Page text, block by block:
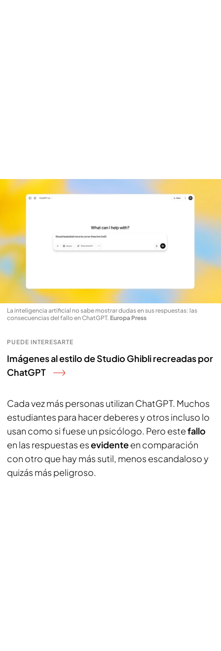
La inteligencia artificial no sabe mostrar dudas en sus respuestas: las
consecuencias del fallo en ChatGPT. Europa Press
PUEDE INTERESARTE
Imágenes al estilo de Studio Ghibli recreadas por
ChatGPT
Cada vez más personas utilizan ChatGPT. Muchos
estudiantes para hacer deberes y otros incluso lo
usan como si fuese un psicólogo. Pero estefallo
en las respuestas esevidenteen comparación
con otro que hay más sutil, menos escandaloso y
quizás más peligroso.